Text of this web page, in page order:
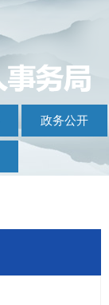
政务公开